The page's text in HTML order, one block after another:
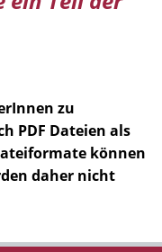
zu
PDF Dateien als
können
daher nicht